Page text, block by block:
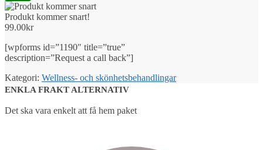
Produkt kommer snart!
99.00kr
[wpforms id=”1190″ title=”true”
description=”Request a call back”]
Kategori: Wellness- och skönhetsbehandlingar
ENKLA FRAKT ALTERNATIV
Det ska vara enkelt att få hem paket